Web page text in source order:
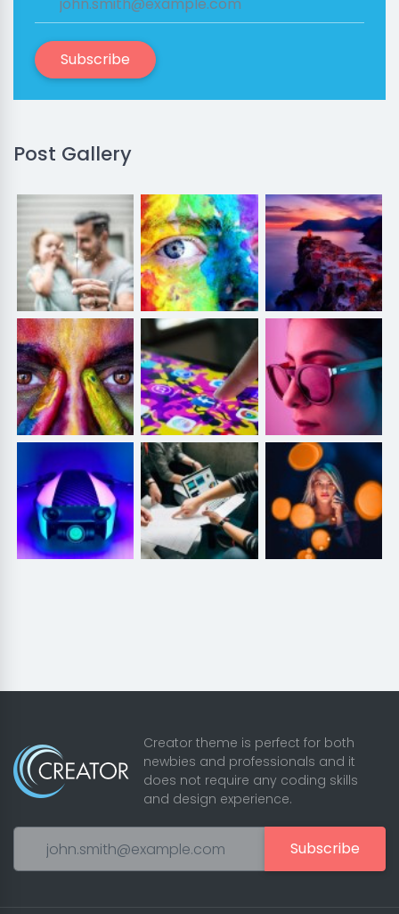
Subscribe
Post Gallery
Creator theme is perfect for both
newbies and professionals and it
does not require any coding skills
and design experience.
Subscribe